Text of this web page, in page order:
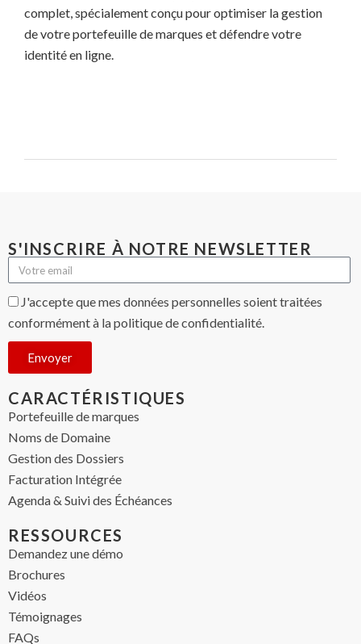
complet, spécialement conçu pour optimiser la gestion
de votre portefeuille de marques et défendre votre
identité en ligne.
CARACTÉRISTIQUES
Portefeuille de marques
Noms de Domaine
Gestion des Dossiers
Facturation Intégrée
Agenda & Suivi des Échéances
S'INSCRIRE À NOTRE NEWSLETTER
J'accepte que mes données personnelles soient traitées
conformément à la politique de confidentialité.
Envoyer
RESSOURCES
Demandez une démo
Brochures
Vidéos
Témoignages
FAQs